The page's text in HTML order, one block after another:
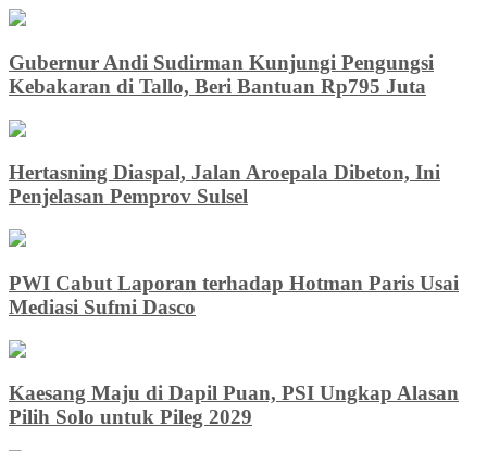
Gubernur Andi Sudirman Kunjungi Pengungsi
Kebakaran di Tallo, Beri Bantuan Rp795 Juta
Hertasning Diaspal, Jalan Aroepala Dibeton, Ini
Penjelasan Pemprov Sulsel
PWI Cabut Laporan terhadap Hotman Paris Usai
Mediasi Sufmi Dasco
Kaesang Maju di Dapil Puan, PSI Ungkap Alasan
Pilih Solo untuk Pileg 2029